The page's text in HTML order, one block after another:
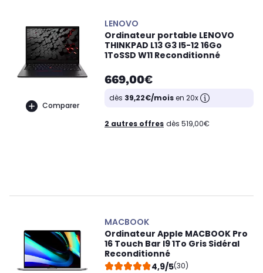
Comparer
LENOVO
Ordinateur portable LENOVO
THINKPAD L13 G3 I5-12 16Go
1ToSSD W11 Reconditionné
669,00€
dès 39,22€/moisen 20x
2 autres offres dès 519,00€
MACBOOK
Ordinateur Apple MACBOOK Pro
16 Touch Bar I9 1To Gris Sidéral
Reconditionné
4,9/5(30)